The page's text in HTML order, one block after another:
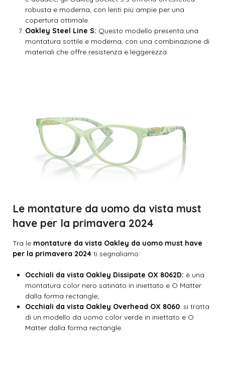
robusta e moderna, con lenti più ampie per una
copertura ottimale.
Oakley Steel Line S: Questo modello presenta una
montatura sottile e moderna, con una combinazione di
materiali che offre resistenza e leggerezza.
Le montature da uomo da vista must
have per la primavera 2024
Tra le montature da vista Oakley da uomo must have
per la primavera 2024 ti segnaliamo:
Occhiali da vista Oakley Dissipate OX 8062D: è una
montatura color nero satinato in iniettato e O Matter
dalla forma rectangle;
Occhiali da vista Oakley Overhead OX 8060: si tratta
di un modello da uomo color verde in iniettato e O
Matter dalla forma rectangle.